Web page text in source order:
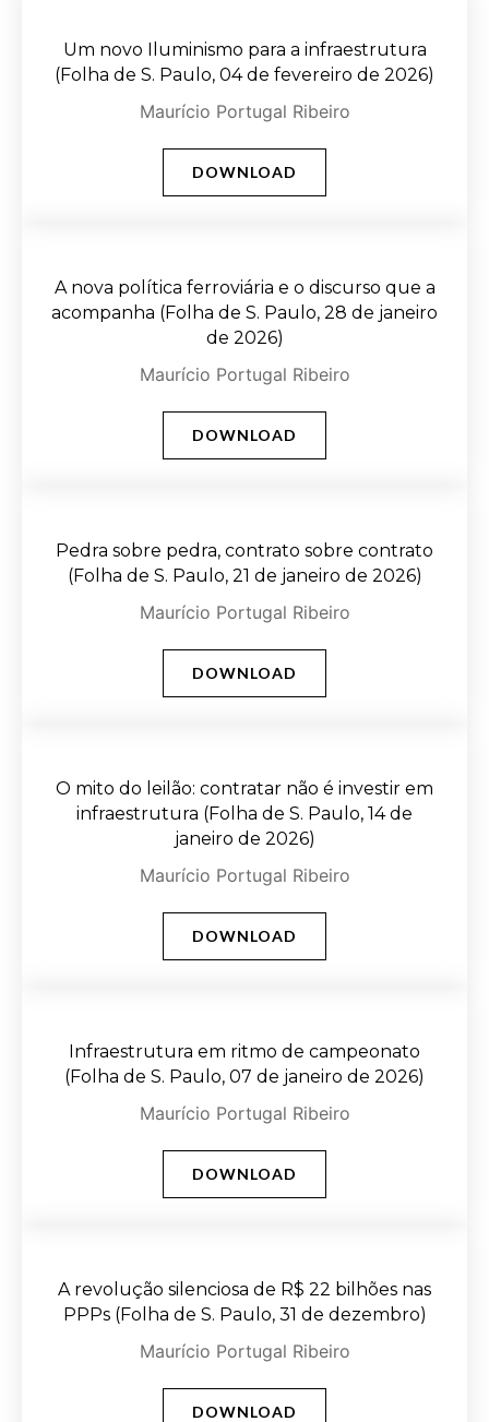
Um novo Iluminismo para a infraestrutura
(Folha de S. Paulo, 04 de fevereiro de 2026)
Maurício Portugal Ribeiro
DOWNLOAD
A nova política ferroviária e o discurso que a
acompanha (Folha de S. Paulo, 28 de janeiro
de 2026)
Maurício Portugal Ribeiro
DOWNLOAD
Pedra sobre pedra, contrato sobre contrato
(Folha de S. Paulo, 21 de janeiro de 2026)
Maurício Portugal Ribeiro
DOWNLOAD
O mito do leilão: contratar não é investir em
infraestrutura (Folha de S. Paulo, 14 de
janeiro de 2026)
Maurício Portugal Ribeiro
DOWNLOAD
Infraestrutura em ritmo de campeonato
(Folha de S. Paulo, 07 de janeiro de 2026)
Maurício Portugal Ribeiro
DOWNLOAD
A revolução silenciosa de R$ 22 bilhões nas
PPPs (Folha de S. Paulo, 31 de dezembro)
Maurício Portugal Ribeiro
DOWNLOAD